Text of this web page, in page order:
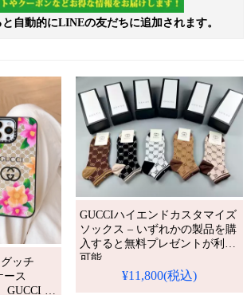
自動的にLINEの友だちに追加されます。
ッチ
ース
GUCCI ア
GUCCIハイエンドカスタマイズ
ソックス – いずれかの製品を購
入すると無料プレゼントが利用
可能
¥11,800(税込)